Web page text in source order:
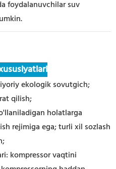
foydalanuvchilar suv
ekologik sovutgich;
qilish;
holatlarga
rejimiga ega; turli xil sozlash
kompressor vaqtini